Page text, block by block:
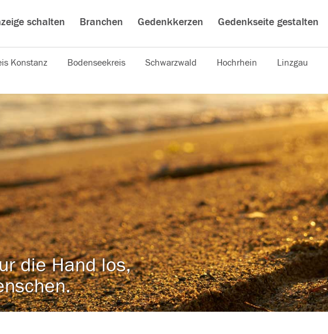
schalten Branchen Gedenkkerzen Gedenkseite gestalten
Konstanz Bodenseekreis Schwarzwald Hochrhein Linzgau
die Hand los,